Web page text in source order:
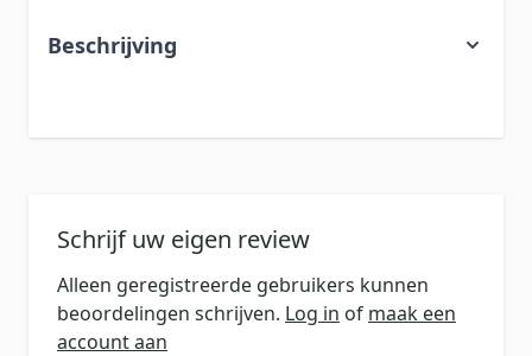
Beschrijving
Schrijf uw eigen review
Alleen geregistreerde gebruikers kunnen
beoordelingen schrijven. Log in of maak een
account aan